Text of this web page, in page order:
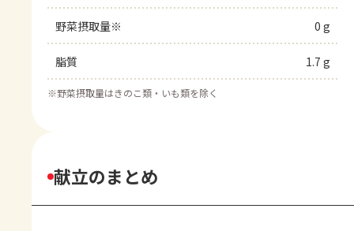
野菜摂取量※ 0 g
脂質 1.7 g
※野菜摂取量はきのこ類・いも類を除く
献立のまとめ